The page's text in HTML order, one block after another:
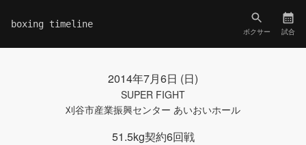
boxing timeline
ボクサー 試合
2014年7月6日 (日)
SUPER FIGHT
刈谷市産業振興センター あいおいホール
51.5kg契約6回戦